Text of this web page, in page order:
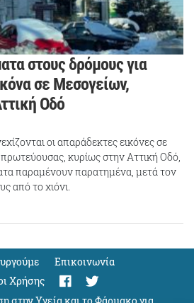
στους δρόμους για
σε Μεσογείων,
Οδό
οι απαράδεκτες εικόνες σε
κυρίως στην Αττική Οδό,
παραμένουν παρατημένα, μετά τον
από το χιόνι.
Eπικοινωνία
Χρήσης